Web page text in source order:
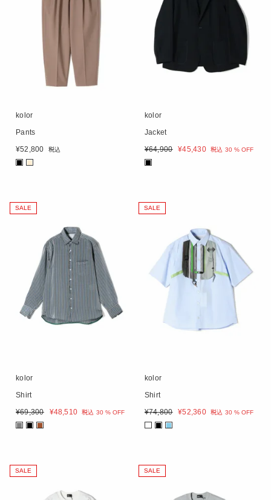
kolor
Pants
¥52,800 税込
kolor
Jacket
¥64,900 ¥45,430 税込 30 % OFF
SALE
kolor
Shirt
¥69,300 ¥48,510 税込 30 % OFF
■ ■ ■
SALE
kolor
Shirt
¥74,800 ¥52,360 税込 30 % OFF
■ ■
SALE SALE